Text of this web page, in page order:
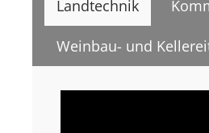
Landtechnik
Weinbau- und